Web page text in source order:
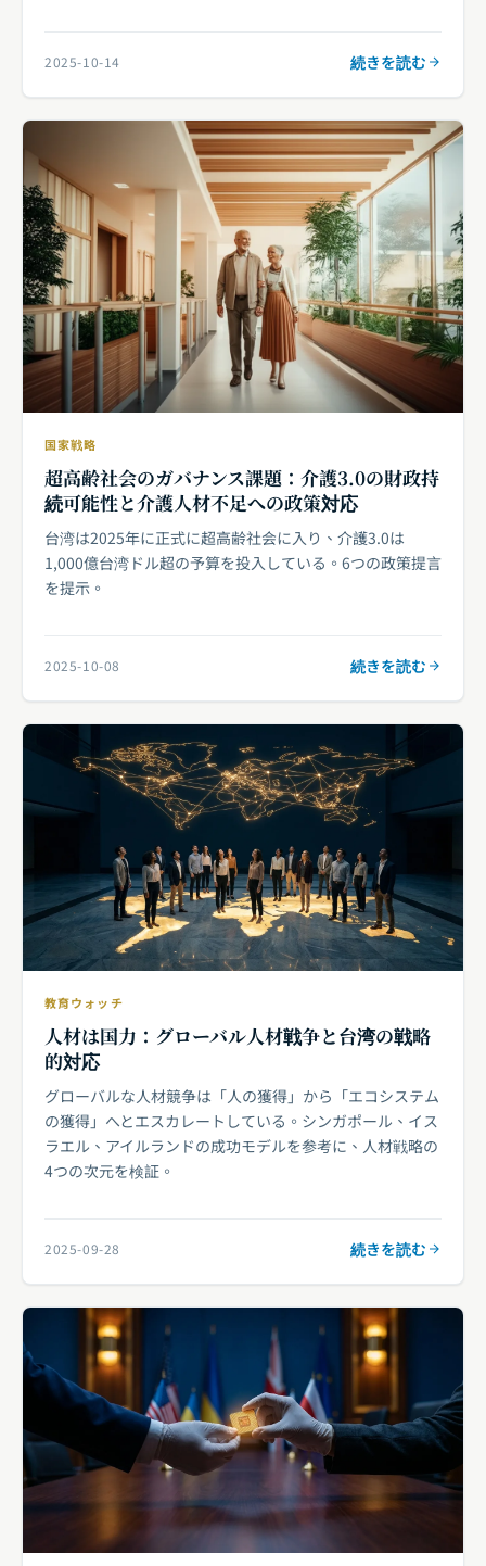
2025-10-14 続きを読む
国家戦略
超高齢社会のガバナンス課題：介護3.0の財政持
続可能性と介護人材不足への政策対応
台湾は2025年に正式に超高齢社会に入り、介護3.0は
1,000億台湾ドル超の予算を投入している。6つの政策提言
を提示。
2025-10-08 続きを読む
教育ウォッチ
人材は国力：グローバル人材戦争と台湾の戦略
的対応
グローバルな人材競争は「人の獲得」から「エコシステム
の獲得」へとエスカレートしている。シンガポール、イス
ラエル、アイルランドの成功モデルを参考に、人材戦略の
4つの次元を検証。
2025-09-28 続きを読む